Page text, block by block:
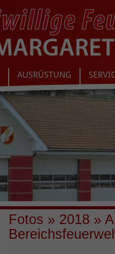
AUSRÜSTUNG
Fotos » 2018 »